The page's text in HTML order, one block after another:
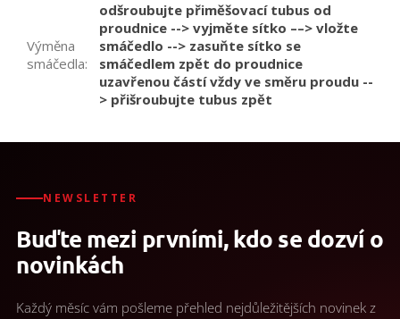
Výměna
smáčedla:
odšroubujte přiměšovací tubus od
proudnice --> vyjměte sítko ––> vložte
smáčedlo --> zasuňte sítko se
smáčedlem zpět do proudnice
uzavřenou částí vždy ve směru proudu --
> přišroubujte tubus zpět
NEWSLETTER
Buďte mezi prvními, kdo se dozví o
novinkách
Každý měsíc vám pošleme přehled nejdůležitějších novinek z